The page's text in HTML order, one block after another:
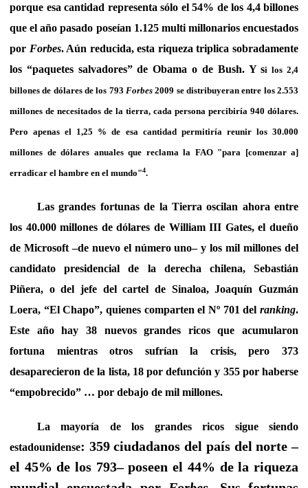
porque esa cantidad representa sólo el 54% de los 4,4 billones
que el año pasado poseían 1.125 multi millonarios encuestados
por Forbes. Aún reducida, esta riqueza triplica sobradamente
los “paquetes salvadores” de Obama o de Bush. Y si los 2,4
billones de dólares de los 793 Forbes 2009 se distribuyeran entre los 2.553
millones de necesitados de la tierra, cada persona percibiría 940 dólares.
Pero apenas el 1,25 % de esa cantidad permitiría reunir los 30.000
millones de dólares anuales que reclama la FAO "para [comenzar a]
erradicar el hambre en el mundo"4.
Las grandes fortunas de la Tierra oscilan ahora entre
los 40.000 millones de dólares de William III Gates, el dueño
de Microsoft –de nuevo el número uno– y los mil millones del
candidato presidencial de la derecha chilena, Sebastián
Piñera, o del jefe del cartel de Sinaloa, Joaquín Guzmán
Loera, “El Chapo”, quienes comparten el Nº 701 del ranking.
Este año hay 38 nuevos grandes ricos que acumularon
fortuna mientras otros sufrían la crisis, pero 373
desaparecieron de la lista, 18 por defunción y 355 por haberse
“empobrecido” … por debajo de mil millones.
La mayoría de los grandes ricos sigue siendo
estadounidense: 359 ciudadanos del país del norte –
el 45% de los 793– poseen el 44% de la riqueza